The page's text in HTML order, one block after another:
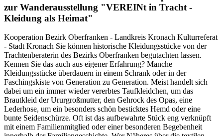
zur Wanderausstellung "VEREINt in Tracht -
Kleidung als Heimat"
Kooperation Bezirk Oberfranken - Landkreis Kronach Kulturreferat
- Stadt Kronach Sie können historische Kleidungsstücke von der
Trachtenberaterin des Bezirks Oberfranken begutachten lassen.
Kennen Sie das auch aus eigener Erfahrung? Manche
Kleidungsstücke überdauern in einem Schrank oder in der
Faschingskiste von Generation zu Generation. Meist handelt sich
dabei um ein immer wieder vererbtes Taufkleidchen, um das
Brautkleid der Ururgroßmutter, den Gehrock des Opas, eine
Lederhose, um ein besonders schön besticktes Hemd oder eine
bunte Seidenschürze. Oft ist das aufbewahrte Stück eng verknüpft
mit einem Familienmitglied oder einer besonderen Begebenheit